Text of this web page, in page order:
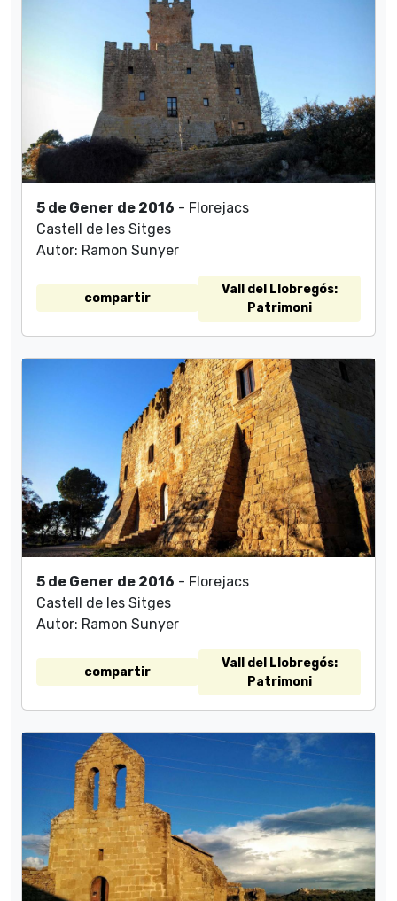
5 de Gener de 2016 - Florejacs
Castell de les Sitges
Autor: Ramon Sunyer
compartir
Vall del Llobregós:
Patrimoni
5 de Gener de 2016 - Florejacs
Castell de les Sitges
Autor: Ramon Sunyer
compartir
Vall del Llobregós:
Patrimoni